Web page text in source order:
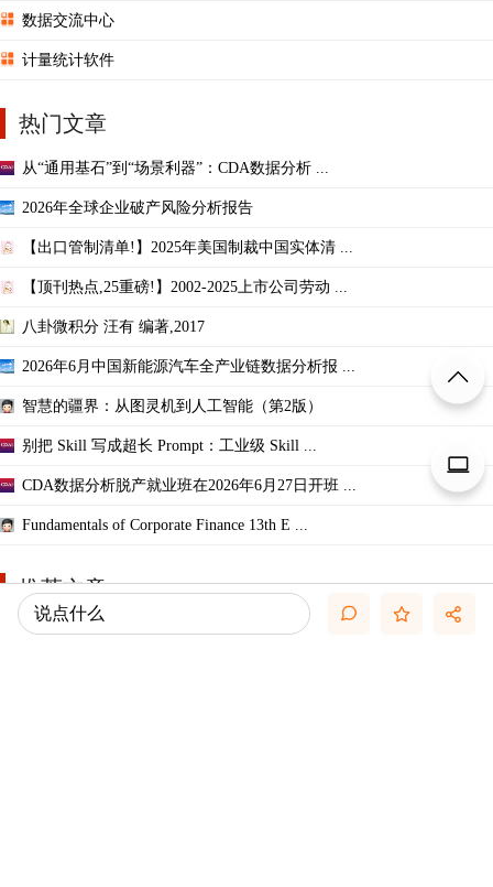
数据交流中心
计量统计软件
热门文章
从“通用基石”到“场景利器”：CDA数据分析 ...
2026年全球企业破产风险分析报告
【出口管制清单!】2025年美国制裁中国实体清 ...
【顶刊热点,25重磅!】2002-2025上市公司劳动 ...
八卦微积分 汪有 编著,2017
2026年6月中国新能源汽车全产业链数据分析报 ...
智慧的疆界：从图灵机到人工智能（第2版）
别把 Skill 写成超长 Prompt：工业级 Skill ...
CDA数据分析脱产就业班在2026年6月27日开班 ...
Fundamentals of Corporate Finance 13th E ...
推荐文章
关于悬赏论坛币和楼主允诺奖励数量不一致帖 ...
说点什么